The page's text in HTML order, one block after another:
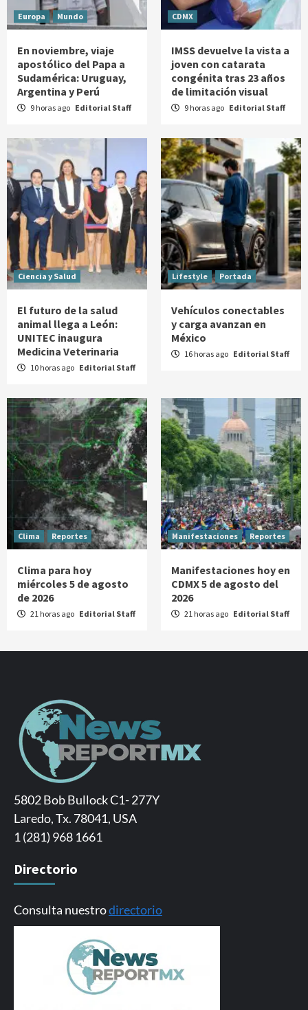
Europa Mundo
En noviembre, viaje
apostólico del Papa a
Sudamérica: Uruguay,
Argentina y Perú
9 horas ago Editorial Staff
CDMX
IMSS devuelve la vista a
joven con catarata
congénita tras 23 años
de limitación visual
9 horas ago Editorial Staff
Ciencia y Salud
El futuro de la salud
animal llega a León:
UNITEC inaugura
Medicina Veterinaria
10 horas ago Editorial Staff
Lifestyle Portada
Vehículos conectables
y carga avanzan en
México
16 horas ago Editorial Staff
Clima Reportes
Clima para hoy
miércoles 5 de agosto
de 2026
21 horas ago Editorial Staff
Manifestaciones Reportes
Manifestaciones hoy en
CDMX 5 de agosto del
2026
21 horas ago Editorial Staff
5802 Bob Bullock C1- 277Y
Laredo, Tx. 78041, USA
1 (281) 968 1661
Directorio
Consulta nuestrodirectorio